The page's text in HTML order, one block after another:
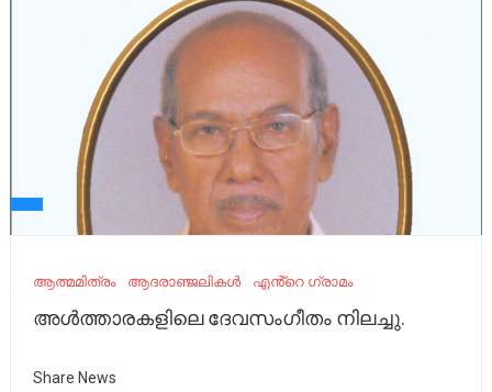
ആത്മമിത്രം ആദരാഞ്ജലികൾ എൻ്റെ ഗ്രാമം
അള്‍ത്താരകളിലെ ദേവസംഗീതം നിലച്ചു.
Share News